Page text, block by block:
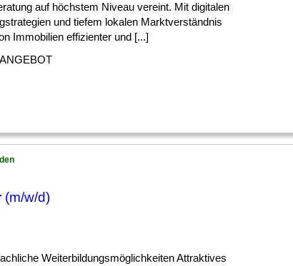
auf höchstem Niveau vereint. Mit digitalen
und tiefem lokalen Marktverständnis
Immobilien effizienter und [...]
(m/w/d)
Weiterbildungsmöglichkeiten Attraktives